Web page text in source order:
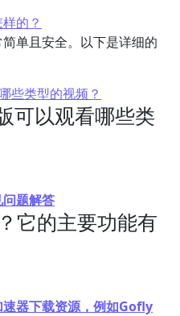
的？
单且安全。以下是详细的
些类型的视频？
可以观看哪些类
题解答
它的主要功能有
器下载资源，例如Gofly